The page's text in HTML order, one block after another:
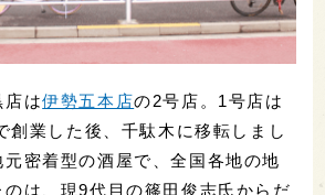
店は伊勢五本店の2号店。1号店は
創業した後、千駄木に移転しまし
密着型の酒屋で、全国各地の地
は、現9代目の篠田俊志氏からだ